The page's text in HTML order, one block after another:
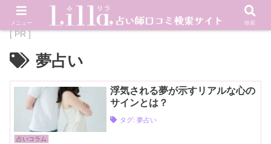
[ PR ]
夢占い
占いコラム
浮気される夢が示すリアルな心の
サインとは？
タグ:夢占い
メニュー 検索